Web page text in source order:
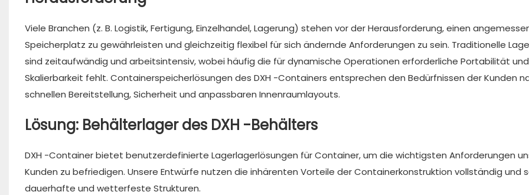
Viele Branchen (z. B. Logistik, Fertigung, Einzelhandel, Lagerung) stehen vor der Herausforderung, einen
Speicherplatz zu gewährleisten und gleichzeitig flexibel für sich ändernde Anforderungen zu sein. Traditionelle
sind zeitaufwändig und arbeitsintensiv, wobei häufig die für dynamische Operationen erforderliche Portabilität und
Skalierbarkeit fehlt. Containerspeicherlösungen des DXH -Containers entsprechen den Bedürfnissen der Kunden
schnellen Bereitstellung, Sicherheit und anpassbaren Innenraumlayouts.
Lösung: Behälterlager des DXH -Behälters
DXH -Container bietet benutzerdefinierte Lagerlagerlösungen für Container, um die wichtigsten Anforderungen
Kunden zu befriedigen. Unsere Entwürfe nutzen die inhärenten Vorteile der Containerkonstruktion vollständig und
dauerhafte und wetterfeste Strukturen.